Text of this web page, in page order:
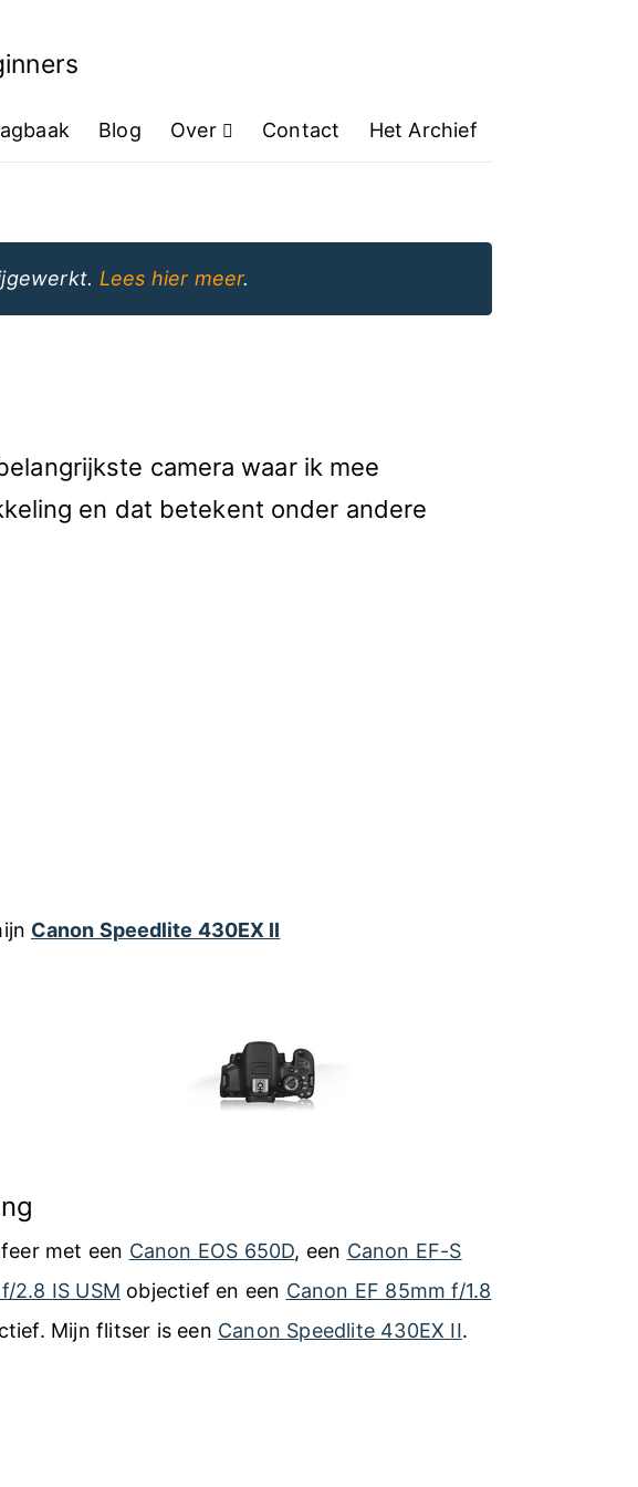
Blog Over Contact Het Archief
Lees hier meer.
camera waar ik mee
en dat betekent onder andere
Canon Speedlite 430EX II
met een Canon EOS 650D, een Canon EF-S
2.8 IS USM objectief en een Canon EF 85mm f/1.8
Mijn flitser is een Canon Speedlite 430EX II.